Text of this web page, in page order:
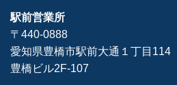
駅前営業所
〒440-0888
愛知県豊橋市駅前大通１丁目114
豊橋ビル2F-107